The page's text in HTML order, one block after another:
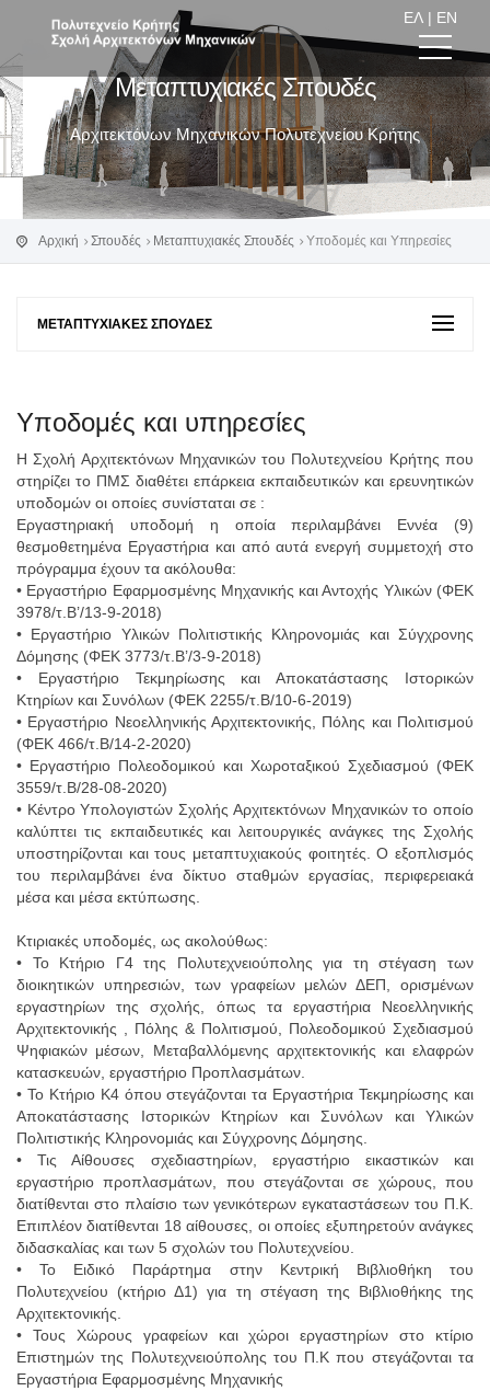
ΕΛ | EN
Μεταπτυχιακές Σπουδές
Αρχιτεκτόνων Μηχανικών Πολυτεχνείου Κρήτης
Αρχική Σπουδές Μεταπτυχιακές Σπουδές Υποδομές και Υπηρεσίες
ΜΕΤΑΠΤΥΧΙΑΚΈΣ ΣΠΟΥΔΈΣ
Υποδομές και υπηρεσίες
Η Σχολή Αρχιτεκτόνων Μηχανικών του Πολυτεχνείου Κρήτης που
στηρίζει το ΠΜΣ διαθέτει επάρκεια εκπαιδευτικών και ερευνητικών
υποδομών οι οποίες συνίσταται σε :
Εργαστηριακή υποδομή η οποία περιλαμβάνει Εννέα (9)
θεσμοθετημένα Εργαστήρια και από αυτά ενεργή συμμετοχή στο
πρόγραμμα έχουν τα ακόλουθα:
• Εργαστήριο Εφαρμοσμένης Μηχανικής και Αντοχής Υλικών (ΦΕΚ
3978/τ.Β’/13-9-2018)
• Εργαστήριο Υλικών Πολιτιστικής Κληρονομιάς και Σύγχρονης
Δόμησης (ΦΕΚ 3773/τ.Β’/3-9-2018)
• Εργαστήριο Τεκμηρίωσης και Αποκατάστασης Ιστορικών
Κτηρίων και Συνόλων (ΦΕΚ 2255/τ.Β/10-6-2019)
• Εργαστήριο Νεοελληνικής Αρχιτεκτονικής, Πόλης και Πολιτισμού
(ΦΕΚ 466/τ.Β/14-2-2020)
• Εργαστήριο Πολεοδομικού και Χωροταξικού Σχεδιασμού (ΦΕΚ
3559/τ.Β/28-08-2020)
• Κέντρο Υπολογιστών Σχολής Αρχιτεκτόνων Μηχανικών το οποίο
καλύπτει τις εκπαιδευτικές και λειτουργικές ανάγκες της Σχολής
υποστηρίζονται και τους μεταπτυχιακούς φοιτητές. Ο εξοπλισμός
του περιλαμβάνει ένα δίκτυο σταθμών εργασίας, περιφερειακά
μέσα και μέσα εκτύπωσης.
Κτιριακές υποδομές, ως ακολούθως:
• Το Κτήριο Γ4 της Πολυτεχνειούπολης για τη στέγαση των
διοικητικών υπηρεσιών, των γραφείων μελών ΔΕΠ, ορισμένων
εργαστηρίων της σχολής, όπως τα εργαστήρια Νεοελληνικής
Αρχιτεκτονικής , Πόλης & Πολιτισμού, Πολεοδομικού Σχεδιασμού
Ψηφιακών μέσων, Μεταβαλλόμενης αρχιτεκτονικής και ελαφρών
κατασκευών, εργαστήριο Προπλασμάτων.
• Το Κτήριο Κ4 όπου στεγάζονται τα Εργαστήρια Τεκμηρίωσης και
Αποκατάστασης Ιστορικών Κτηρίων και Συνόλων και Υλικών
Πολιτιστικής Κληρονομιάς και Σύγχρονης Δόμησης.
• Τις Αίθουσες σχεδιαστηρίων, εργαστήριο εικαστικών και
εργαστήριο προπλασμάτων, που στεγάζονται σε χώρους, που
διατίθενται στο πλαίσιο των γενικότερων εγκαταστάσεων του Π.Κ.
Επιπλέον διατίθενται 18 αίθουσες, οι οποίες εξυπηρετούν ανάγκες
διδασκαλίας και των 5 σχολών του Πολυτεχνείου.
• Το Ειδικό Παράρτημα στην Κεντρική Βιβλιοθήκη του
Πολυτεχνείου (κτήριο Δ1) για τη στέγαση της Βιβλιοθήκης της
Αρχιτεκτονικής.
• Τους Χώρους γραφείων και χώροι εργαστηρίων στο κτίριο
Επιστημών της Πολυτεχνειούπολης του Π.Κ που στεγάζονται τα
Εργαστήρια Εφαρμοσμένης Μηχανικής